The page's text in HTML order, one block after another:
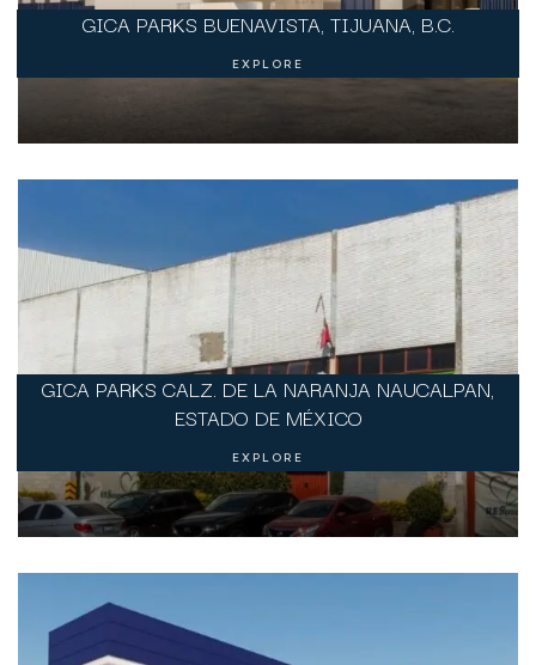
GICA PARKS BUENAVISTA, TIJUANA, B.C.
EXPLORE
GICA PARKS CALZ. DE LA NARANJA NAUCALPAN,
ESTADO DE MÉXICO
EXPLORE